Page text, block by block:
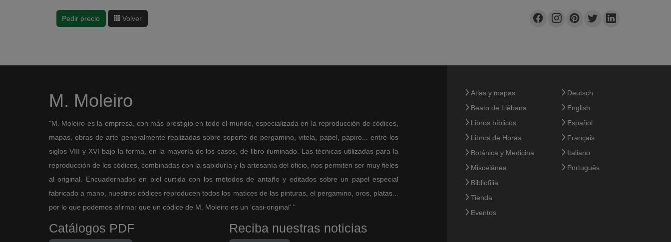
Pedir precio Volver
M. Moleiro
"M. Moleiro es la empresa, con más prestigio en todo el mundo, especializada en la reproducción de códices,
mapas, obras de arte generalmente realizadas sobre soporte de pergamino, vitela, papel, papiro... entre los
siglos VIII y XVI bajo la forma, en la mayoría de los casos, de libro iluminado. Las técnicas utilizadas para la
reproducción de los códices, combinadas con la sabiduría y la artesanía del oficio, nos permiten ser muy fieles
al original. Encuadernados en piel curtida con los métodos de antaño y editados sobre un papel especial
fabricado a mano, nuestros códices reproducen todos los matices de las pinturas, el pergamino, oros, platas...
por lo que podemos afirmar que un códice de M. Moleiro es un 'casi-original' "
Catálogos PDF Reciba nuestras noticias
Atlas y mapas
Beato de Liébana
Libros bíblicos
Libros de Horas
Botánica y Medicina
Miscelánea
Bibliofilia
Tienda
Eventos
Deutsch
English
Español
Français
Italiano
Português